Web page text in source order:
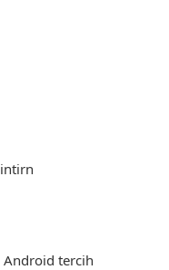
Android tercih